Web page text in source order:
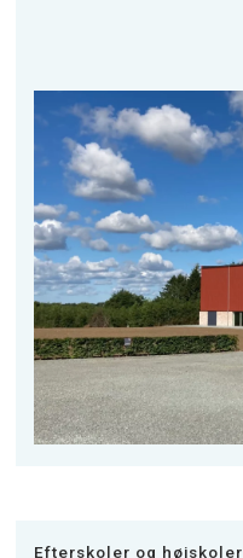
Efterskoler og højskoler